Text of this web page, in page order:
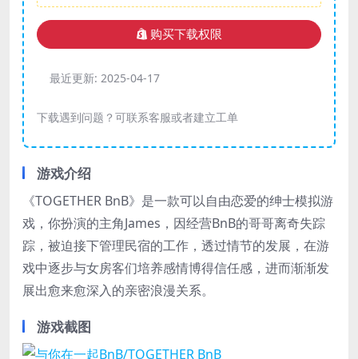
购买下载权限
最近更新: 2025-04-17
下载遇到问题？可联系客服或者建立工单
游戏介绍
《TOGETHER BnB》是一款可以自由恋爱的绅士模拟游
戏，你扮演的主角James，因经营BnB的哥哥离奇失踪
踪，被迫接下管理民宿的工作，透过情节的发展，在游
戏中逐步与女房客们培养感情博得信任感，进而渐渐发
展出愈来愈深入的亲密浪漫关系。
游戏截图